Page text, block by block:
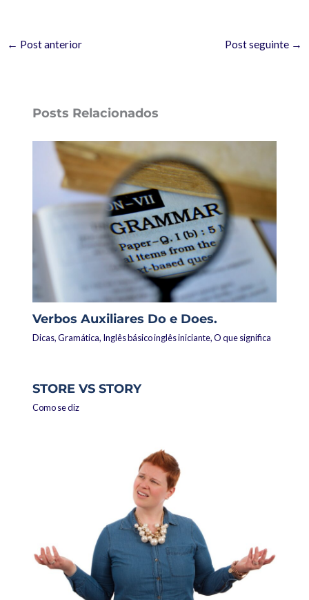
← Post anterior Post seguinte →
Posts Relacionados
Verbos Auxiliares Do e Does.
Dicas,Gramática, Inglês básico inglês iniciante,O que significa
STORE VS STORY
Como se diz